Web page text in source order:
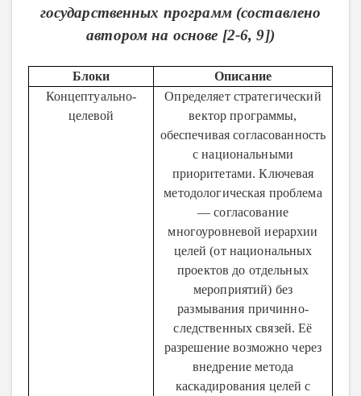
государственных программ (составлено
автором на основе [2-6, 9])
Блоки
Описание
Концептуально-
целевой
Определяет стратегический
вектор программы,
обеспечивая согласованность
с национальными
приоритетами. Ключевая
методологическая проблема
— согласование
многоуровневой иерархии
целей (от национальных
проектов до отдельных
мероприятий) без
размывания причинно-
следственных связей. Её
разрешение возможно через
внедрение метода
каскадирования целей с